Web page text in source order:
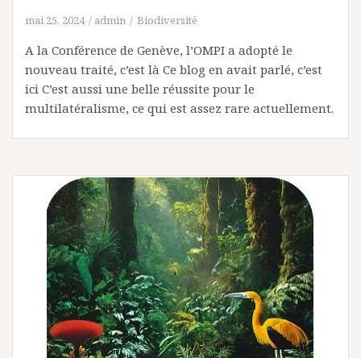
mai 25, 2024 admin Biodiversité
A la Conférence de Genève, l’OMPI a adopté le
nouveau traité, c’est là Ce blog en avait parlé, c’est
ici C’est aussi une belle réussite pour le
multilatéralisme, ce qui est assez rare actuellement.